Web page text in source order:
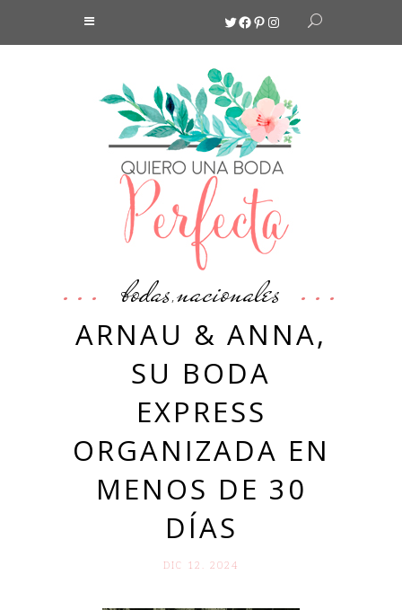
Twitter
Facebook
Pinterest
Instagram
bodas,nacionales
ARNAU & ANNA,
SU BODA
EXPRESS
ORGANIZADA EN
MENOS DE 30
DÍAS
DIC 12. 2024